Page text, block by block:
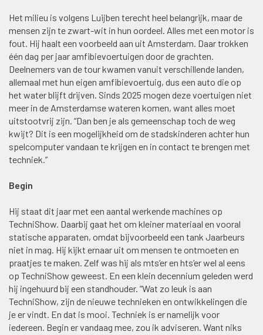
Het milieu is volgens Luijben terecht heel belangrijk, maar de
mensen zijn te zwart-wit in hun oordeel. Alles met een motor is
fout. Hij haalt een voorbeeld aan uit Amsterdam. Daar trokken
één dag per jaar amfibievoertuigen door de grachten.
Deelnemers van de tour kwamen vanuit verschillende landen,
allemaal met hun eigen amfibievoertuig, dus een auto die op
het water blijft drijven. Sinds 2025 mogen deze voertuigen niet
meer in de Amsterdamse wateren komen, want alles moet
uitstootvrij zijn. “Dan ben je als gemeenschap toch de weg
kwijt? Dit is een mogelijkheid om de stadskinderen achter hun
spelcomputer vandaan te krijgen en in contact te brengen met
techniek.”
Begin
Hij staat dit jaar met een aantal werkende machines op
TechniShow. Daarbij gaat het om kleiner materiaal en vooral
statische apparaten, omdat bijvoorbeeld een tank Jaarbeurs
niet in mag. Hij kijkt ernaar uit om mensen te ontmoeten en
praatjes te maken. Zelf was hij als mts’er en hts’er wel al eens
op TechniShow geweest. En een klein decennium geleden werd
hij ingehuurd bij een standhouder. “Wat zo leuk is aan
TechniShow, zijn de nieuwe technieken en ontwikkelingen die
je er vindt. En dat is mooi. Techniek is er namelijk voor
iedereen. Begin er vandaag mee, zou ik adviseren. Want niks